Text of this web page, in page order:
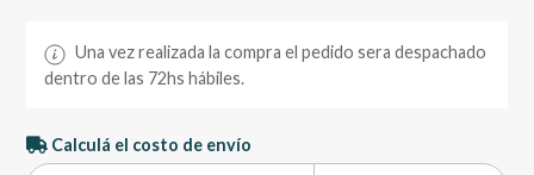
Una vez realizada la compra el pedido sera despachado
dentro de las 72hs hábiles.
Calculá el costo de envío